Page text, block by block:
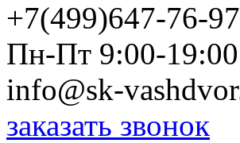
+7(499)647-76-97
Пн-Пт 9:00-19:00
info@sk-
заказать звонок